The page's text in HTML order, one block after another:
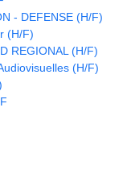
- DEFENSE (H/F)
(H/F)
REGIONAL (H/F)
(H/F)